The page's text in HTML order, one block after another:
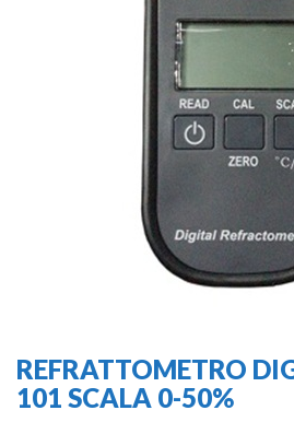
REFRATTOMETRO
101 SCALA 0-50%